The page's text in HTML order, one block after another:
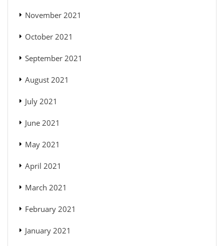
November 2021
October 2021
September 2021
August 2021
July 2021
June 2021
May 2021
April 2021
March 2021
February 2021
January 2021